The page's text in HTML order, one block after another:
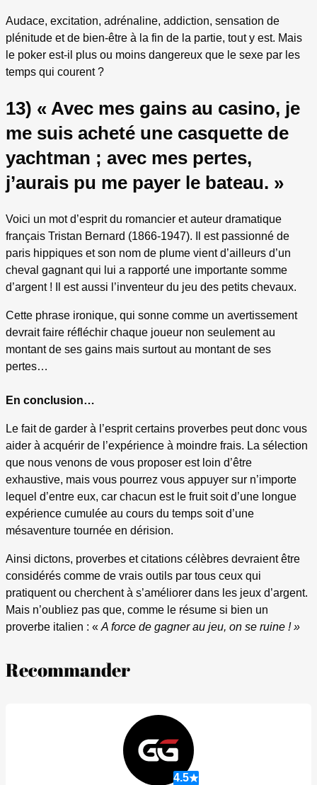
Audace, excitation, adrénaline, addiction, sensation de
plénitude et de bien-être à la fin de la partie, tout y est. Mais
le poker est-il plus ou moins dangereux que le sexe par les
temps qui courent ?
13) « Avec mes gains au casino, je
me suis acheté une casquette de
yachtman ; avec mes pertes,
j’aurais pu me payer le bateau. »
Voici un mot d’esprit du romancier et auteur dramatique
français Tristan Bernard (1866-1947). Il est passionné de
paris hippiques et son nom de plume vient d’ailleurs d’un
cheval gagnant qui lui a rapporté une importante somme
d’argent ! Il est aussi l’inventeur du jeu des petits chevaux.
Cette phrase ironique, qui sonne comme un avertissement
devrait faire réfléchir chaque joueur non seulement au
montant de ses gains mais surtout au montant de ses
pertes…
En conclusion…
Le fait de garder à l’esprit certains proverbes peut donc vous
aider à acquérir de l’expérience à moindre frais. La sélection
que nous venons de vous proposer est loin d’être
exhaustive, mais vous pourrez vous appuyer sur n’importe
lequel d’entre eux, car chacun est le fruit soit d’une longue
expérience cumulée au cours du temps soit d’une
mésaventure tournée en dérision.
Ainsi dictons, proverbes et citations célèbres devraient être
considérés comme de vrais outils par tous ceux qui
pratiquent ou cherchent à s’améliorer dans les jeux d’argent.
Mais n’oubliez pas que, comme le résume si bien un
proverbe italien : « A force de gagner au jeu, on se ruine ! »
Recommander
4.5